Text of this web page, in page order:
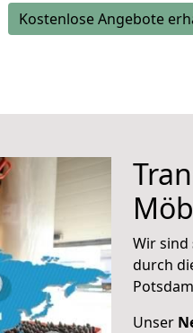
Kostenlose Angebote
Wir sind
durch
Unser